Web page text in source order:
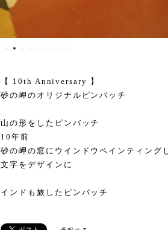
【 10th Anniversary 】
砂の岬のオリジナルピンバッチ
山の形をしたピンバッチ
10年前
砂の岬の窓にウインドウペインティング
文字をデザインに
インドも旅したピンバッチ